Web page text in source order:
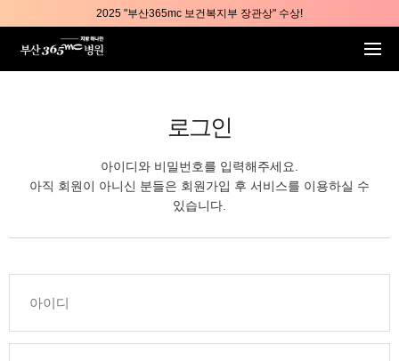
2025 "부산365mc 보건복지부 장관상" 수상!
부산365mc병원, 8/15(토) 광복절 정상진료
로그인
아이디와 비밀번호를 입력해주세요.
아직 회원이 아니신 분들은 회원가입 후 서비스를 이용하실 수
있습니다.